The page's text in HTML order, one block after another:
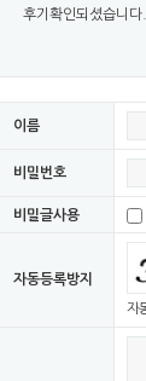
후기확인되셨습니
이름
비밀번호
비밀글사용
자동등록방지
자